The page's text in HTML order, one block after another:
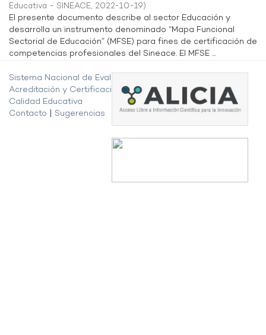
Educativa - SINEACE, 2022-10-19)
El presente documento describe al sector Educación y
desarrolla un instrumento denominado “Mapa Funcional
Sectorial de Educación” (MFSE) para fines de certificación de
competencias profesionales del Sineace. El MFSE ...
Sistema Nacional de Evaluación,
Acreditación y Certificación de la
Calidad Educativa
Contacto
Sugerencias